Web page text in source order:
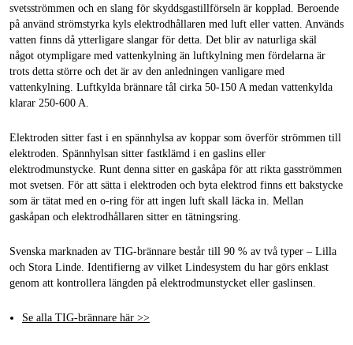
svetsströmmen och en slang för skyddsgastillförseln är kopplad. Beroende
på använd strömstyrka kyls elektrodhållaren med luft eller vatten. Används
vatten finns då ytterligare slangar för detta. Det blir av naturliga skäl
något otympligare med vattenkylning än luftkylning men fördelarna är
trots detta större och det är av den anledningen vanligare med
vattenkylning. Luftkylda brännare tål cirka 50-150 A medan vattenkylda
klarar 250-600 A.
Elektroden sitter fast i en spännhylsa av koppar som överför strömmen till
elektroden. Spännhylsan sitter fastklämd i en gaslins eller
elektrodmunstycke. Runt denna sitter en gaskåpa för att rikta gasströmmen
mot svetsen. För att sätta i elektroden och byta elektrod finns ett bakstycke
som är tätat med en o-ring för att ingen luft skall läcka in. Mellan
gaskåpan och elektrodhållaren sitter en tätningsring.
Svenska marknaden av TIG-brännare består till 90 % av två typer – Lilla
och Stora Linde. Identifierng av vilket Lindesystem du har görs enklast
genom att kontrollera längden på elektrodmunstycket eller gaslinsen.
Se alla TIG-brännare här >>